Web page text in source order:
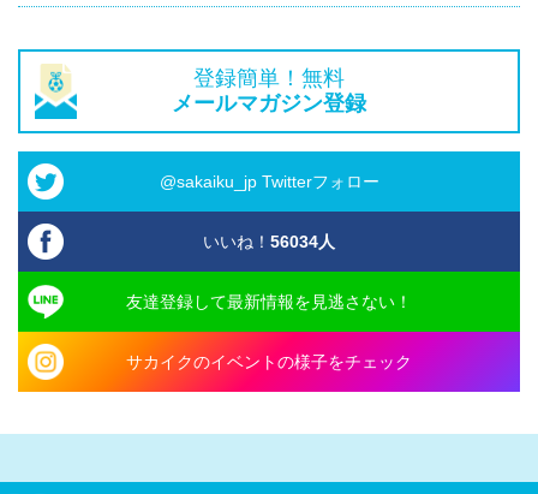
登録簡単！無料
メールマガジン登録
@sakaiku_jp Twitterフォロー
いいね！ 56034人
友達登録して最新情報を見逃さない！
サカイクのイベントの様子をチェック